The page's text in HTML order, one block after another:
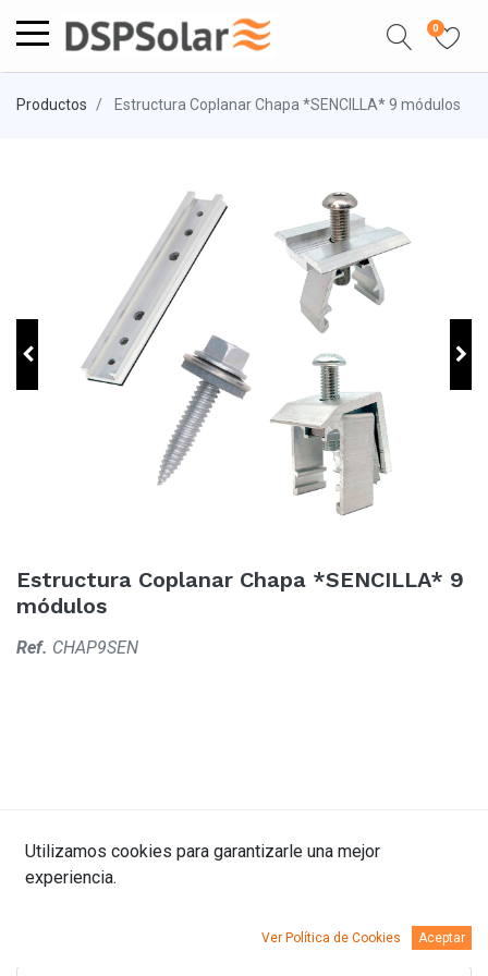
0
Productos Estructura Coplanar Chapa *SENCILLA* 9 módulos
Estructura Coplanar Chapa *SENCILLA* 9
módulos
Ref. CHAP9SEN
Descripción Kit Info. Documentación
Utilizamos cookies para garantizarle una mejor
experiencia.
Ver Política de Cookies Aceptar